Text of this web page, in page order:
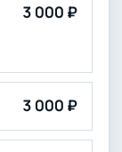
3 000 ₽
3 000 ₽